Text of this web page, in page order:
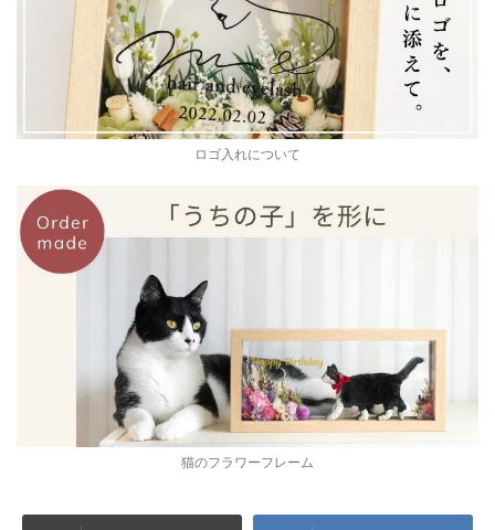
ロゴ入れについて
猫のフラワーフレーム